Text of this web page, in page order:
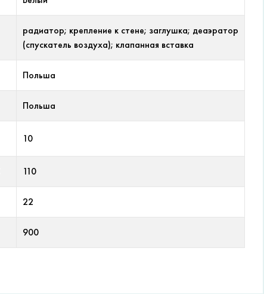
радиатор; крепление к стене; заглушка; деаэратор
(спускатель воздуха); клапанная вставка
Польша
Польша
10
110
22
900